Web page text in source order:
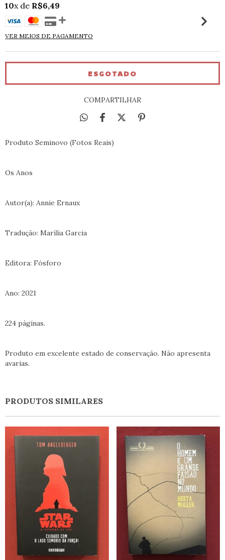
10x de R$6,49
VER MEIOS DE PAGAMENTO
COMPARTILHAR
Produto Seminovo (Fotos Reais)
Os Anos
Autor(a): Annie Ernaux
Tradução: Marília Garcia
Editora: Fósforo
Ano: 2021
224 páginas.
Produto em excelente estado de conservação. Não apresenta
avarias.
PRODUTOS SIMILARES